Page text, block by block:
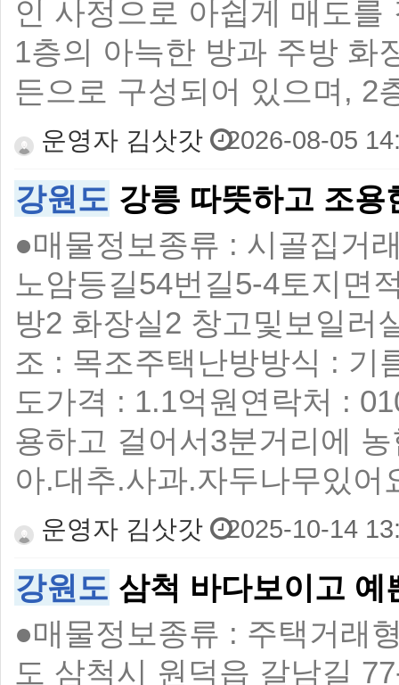
인 사정으로 아쉽게 매도
1층의 아늑한 방과 주방 화
든으로 구성되어 있으며,
운영자 김삿갓 2026-08-05
강원도 강릉 따뜻하고 조용
●매물정보 ​ 종류 : 시골집
노암등길54번길5-4 ​ 토지면
방2 화장실2 창고및보일러
조 : 목조주택 ​ 난방방식 :
도 ​ 가격 : 1.1억원 ​ 연락처 :
용하고 걸어서3분거리에
아.대추.사과.자두나무있어
운영자 김삿갓 2025-10-14
강원도 삼척 바다보이고 예
●매물정보 ​ 종류 : 주택 ​ 거
도 삼척시 원덕읍 갈남길